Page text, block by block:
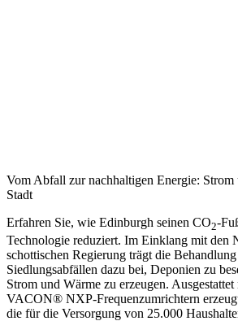
Vom Abfall zur nachhaltigen Energie:
Stadt
Erfahren Sie, wie Edinburgh seinen CO2-
Technologie reduziert. Im Einklang mit den
schottischen Regierung trägt die
Siedlungsabfällen dazu bei, Deponien zu
Strom und Wärme zu erzeugen.
VACON® NXP-Frequenzumrichtern
die für die Versorgung von 25.000